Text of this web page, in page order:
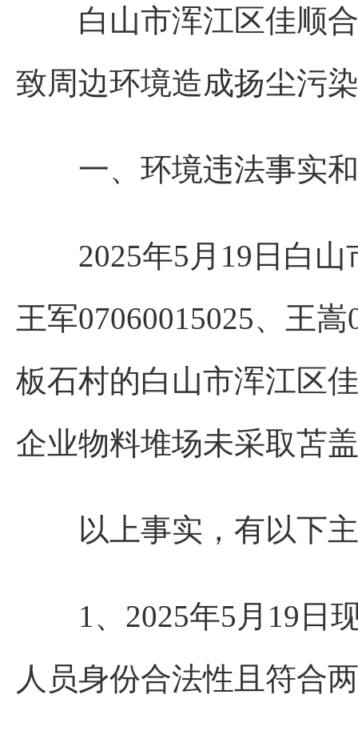
白山市浑江区佳顺合
致周边环境造成扬尘污
一、环境
2025年5月19日白山
王军07060015025、王
板石村的白山市浑江区
企业物料堆场未采取苫
以上事实，有以下主
1、2025年5月19日现
人员身份合法性且符合